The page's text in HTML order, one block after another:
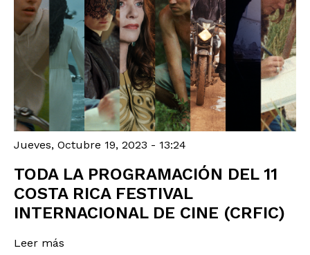
Jueves, Octubre 19, 2023 - 13:24
TODA LA PROGRAMACIÓN DEL 11
COSTA RICA FESTIVAL
INTERNACIONAL DE CINE (CRFIC)
Leer más